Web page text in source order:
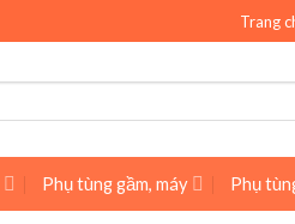
Trang
Phụ tùng gầm, máy Phụ